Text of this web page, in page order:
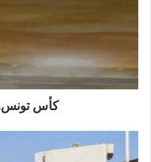
كأس تونس..